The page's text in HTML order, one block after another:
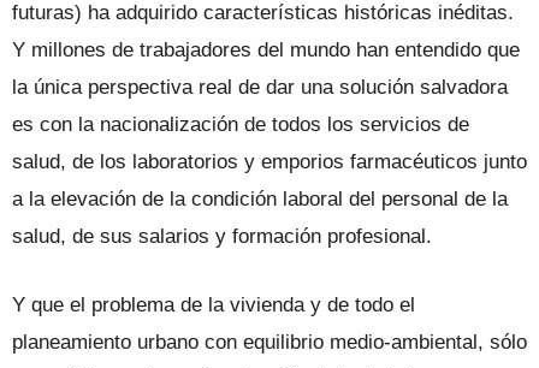
futuras) ha adquirido características históricas inéditas.
Y millones de trabajadores del mundo han entendido que
la única perspectiva real de dar una solución salvadora
es con la nacionalización de todos los servicios de
salud, de los laboratorios y emporios farmacéuticos junto
a la elevación de la condición laboral del personal de la
salud, de sus salarios y formación profesional.
Y que el problema de la vivienda y de todo el
planeamiento urbano con equilibrio medio-ambiental, sólo